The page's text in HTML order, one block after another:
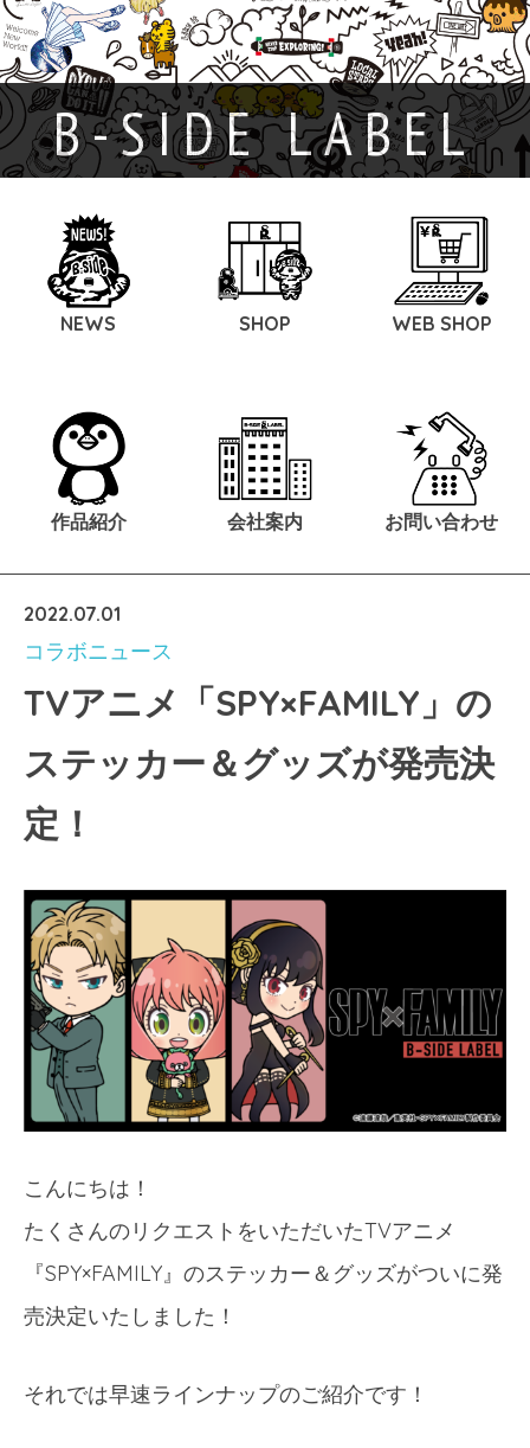
B-SIDE LABEL
NEWS SHOP WEB SHOP
作品紹介 会社案内 お問い合わせ
2022.07.01
コラボニュース
TVアニメ「SPY×FAMILY」の
ステッカー＆グッズが発売決
定！
こんにちは！
たくさんのリクエストをいただいたTVアニメ
『SPY×FAMILY』のステッカー＆グッズがついに発
売決定いたしました！
それでは早速ラインナップのご紹介です！